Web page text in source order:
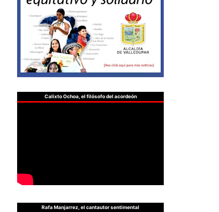
Calixto Ochoa, el filósofo del acordeón
Rafa Manjarrez, el cantautor sentimental